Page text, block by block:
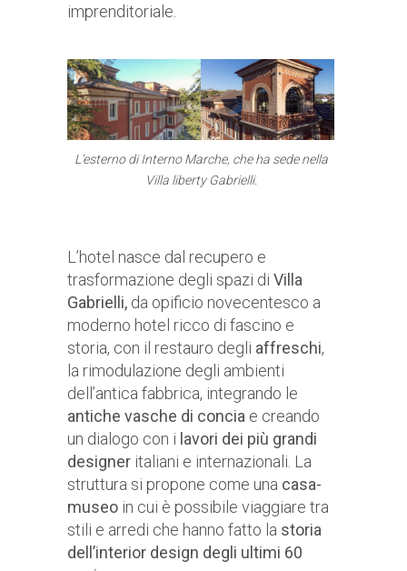
imprenditoriale.
L’esterno di Interno Marche, che ha sede nella
Villa liberty Gabrielli.
L’hotel nasce dal recupero e
trasformazione degli spazi di Villa
Gabrielli, da opificio novecentesco a
moderno hotel ricco di fascino e
storia, con il restauro degli affreschi,
la rimodulazione degli ambienti
dell’antica fabbrica, integrando le
antiche vasche di concia e creando
un dialogo con i lavori dei più grandi
designer italiani e internazionali. La
struttura si propone come una casa-
museo in cui è possibile viaggiare tra
stili e arredi che hanno fatto la storia
dell’interior design degli ultimi 60